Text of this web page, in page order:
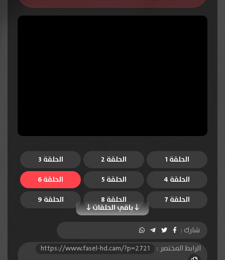
الحلقة 1 الحلقة 2
الحلقة 3
الحلقة 4
الحلقة 5 الحلقة 6
باقي الحلقات
الحلقة 7 الحلقة 8
الحلقة 9
شارك :
الرابط المختصر :
https://www.fasel-hd.cam/?p=2721